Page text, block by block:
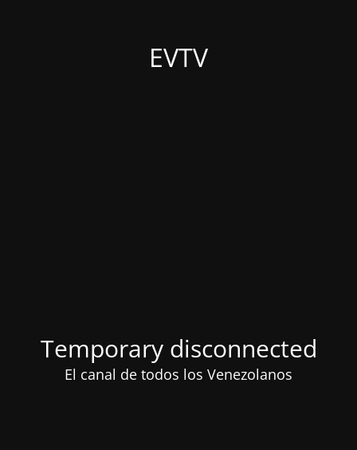
EVTV
Temporary disconnected
El canal de todos los Venezolanos